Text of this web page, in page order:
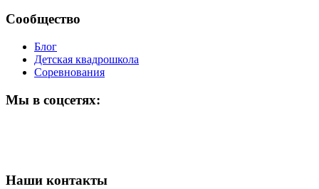
Сообщество
Блог
Детская квадрошкола
Соревнования
Мы в соцсетях:
Наши контакты